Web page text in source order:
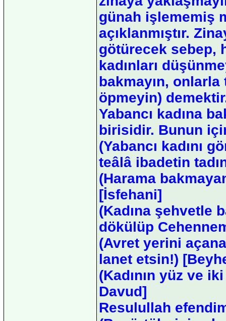
günah işlememiş
açıklanmıştır.
götürecek sebep,
kadınları
bakmayın, onlarla
öpmeyin)
Yabancı kadına
birisidir. Bunun
(Yabancı kadını
teâlâ ibadetin
(Harama
[İsfehani]
(Kadına şehvetle
dökülüp
(Avret yerini
lanet etsin!)
(Kadının yüz ve
Davud]
Resulullah